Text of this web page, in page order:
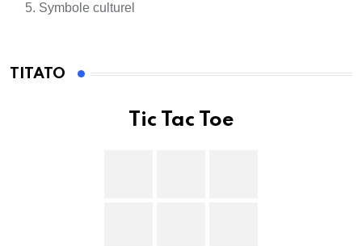
Symbole culturel
TITATO
Tic Tac Toe